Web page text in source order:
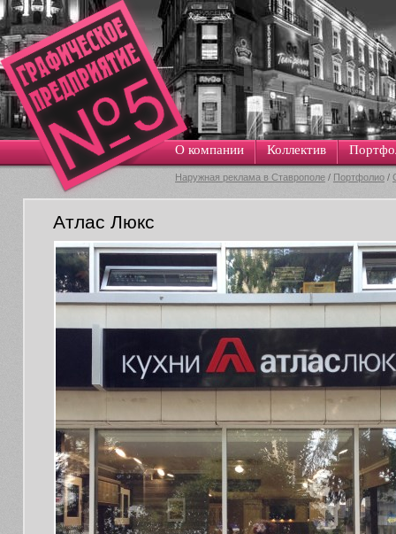
О компании Коллектив
Наружная реклама в Ставрополе / Портфолио /
Атлас Люкс